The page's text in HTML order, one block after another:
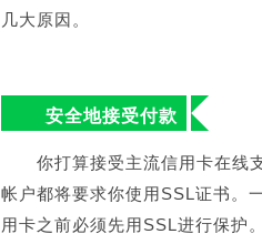
几大原因。
安全地接受付款
你打算接受主流信用卡在线
帐户都将要求你使用SSL证书。
用卡之前必须先用SSL进行保护